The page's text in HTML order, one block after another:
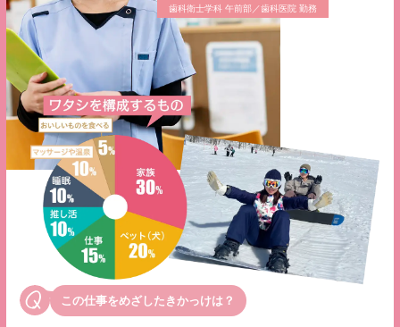
歯科衛士学科 午前部／歯科医院 勤務
この仕事をめざしたきかっけは？